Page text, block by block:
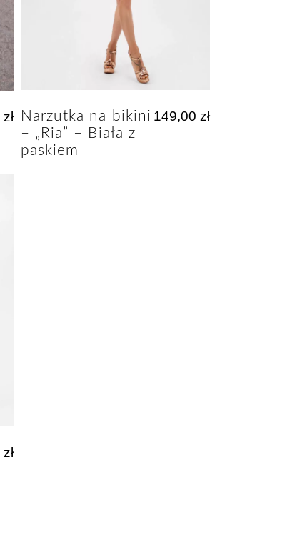
zł
Narzutka na bikini
– „Ria” – Biała z
paskiem
149,00 zł
zł